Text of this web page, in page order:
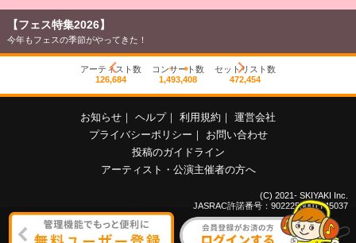
【フェス特集2026】
今年もフェスの季節がやってきた！
アーティスト数
126,684
コンサート数
1,493,408
セットリスト数
472,454
お知らせ ｜ ヘルプ｜ 利用規約 ｜ 運営会社
プライバシーポリシー ｜
お問い合わせ
投稿のガイドライン
アーティスト・公演主催者の方へ
(C) 2021- SKIYAKI Inc.
JASRAC許諾番号：9022255001Y45037